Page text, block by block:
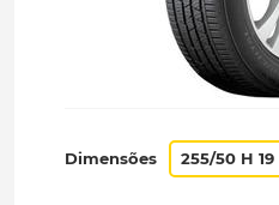
Dimensões 255/50 H 19